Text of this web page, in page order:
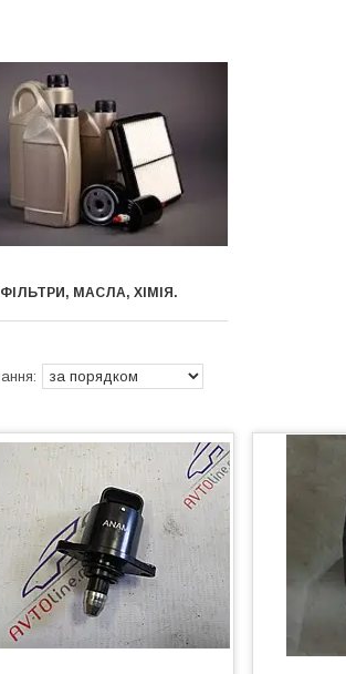
ФІЛЬТРИ, МАСЛА, ХІМІЯ.